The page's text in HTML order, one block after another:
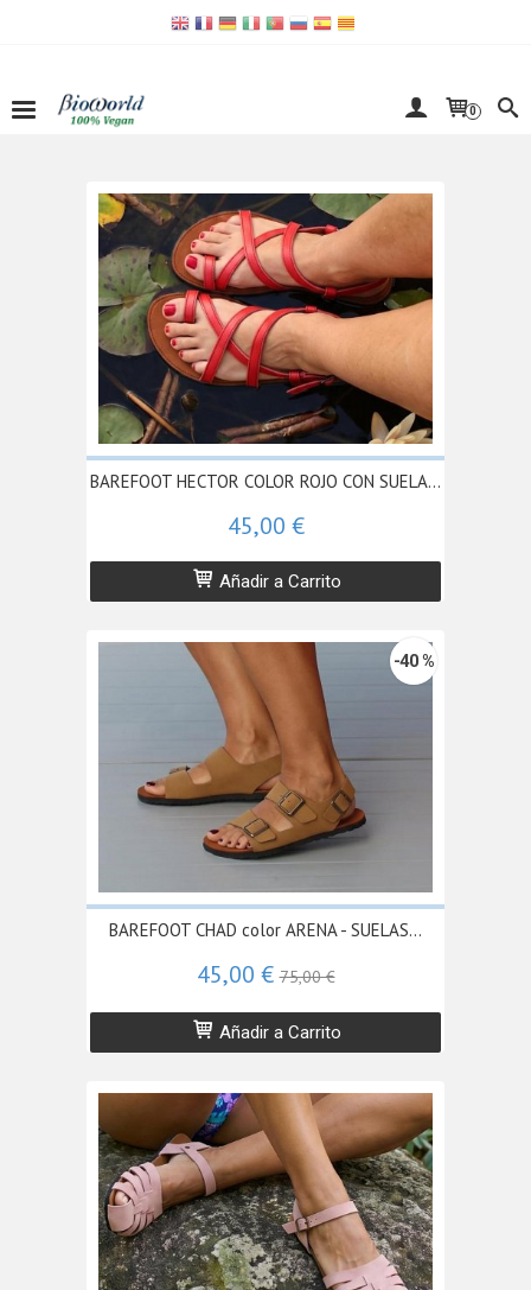
0
BAREFOOT HECTOR COLOR ROJO CON SUELA...
45,00 €
Añadir a Carrito
-40 %
BAREFOOT CHAD color ARENA - SUELAS...
45,00 €75,00 €
Añadir a Carrito